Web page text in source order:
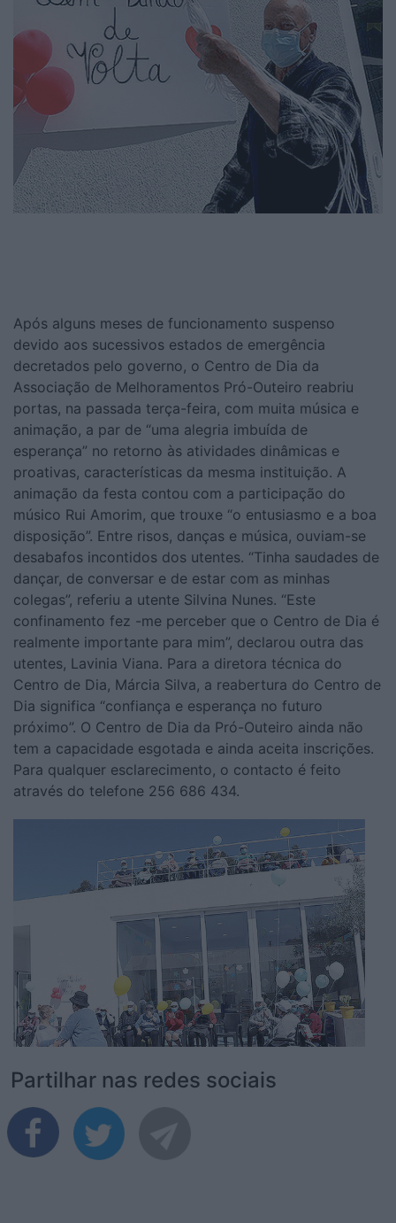
Após alguns meses de funcionamento suspenso
devido aos sucessivos estados de emergência
decretados pelo governo, o Centro de Dia da
Associação de Melhoramentos Pró-Outeiro reabriu
portas, na passada terça-feira, com muita música e
animação, a par de “uma alegria imbuída de
esperança” no retorno às atividades dinâmicas e
proativas, características da mesma instituição. A
animação da festa contou com a participação do
músico Rui Amorim, que trouxe “o entusiasmo e a boa
disposição”. Entre risos, danças e música, ouviam-se
desabafos incontidos dos utentes. “Tinha saudades de
dançar, de conversar e de estar com as minhas
colegas”, referiu a utente Silvina Nunes. “Este
confinamento fez -me perceber que o Centro de Dia é
realmente importante para mim”, declarou outra das
utentes, Lavinia Viana. Para a diretora técnica do
Centro de Dia, Márcia Silva, a reabertura do Centro de
Dia significa “confiança e esperança no futuro
próximo”. O Centro de Dia da Pró-Outeiro ainda não
tem a capacidade esgotada e ainda aceita inscrições.
Para qualquer esclarecimento, o contacto é feito
através do telefone 256 686 434.
Partilhar nas redes sociais